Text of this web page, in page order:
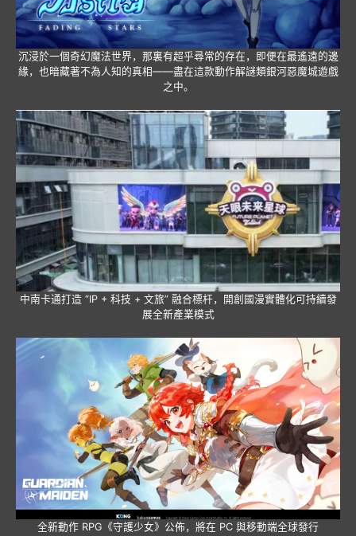
沉浸於一個奇幻魔法世界，那裏有超乎尋常的存在，即便在最遙遠的邊
緣，也暗藏著不為人知的真相——盡在這款動作解謎類銀河惡魔城遊戲
之中。
中南卡通打造 “IP + 科技 + 文旅” 融合標杆，開創國漫實體化可持續發
展全新產業模式
全新動作 RPG《守護少女》公佈，將在 PC 與移動端全球發行